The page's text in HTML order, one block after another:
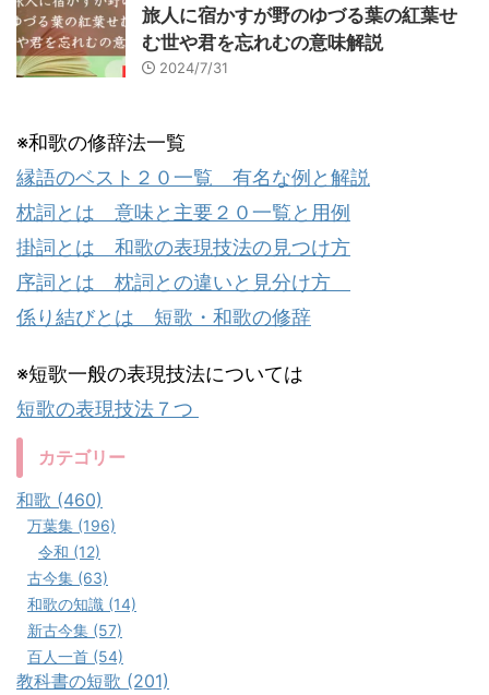
旅人に宿かすが野のゆづる葉の紅葉せ
む世や君を忘れむの意味解説
2024/7/31
※和歌の修辞法一覧
縁語のベスト２０一覧 有名な例と解説
枕詞とは 意味と主要２０一覧と用例
掛詞とは 和歌の表現技法の見つけ方
序詞とは 枕詞との違いと見分け方
係り結びとは 短歌・和歌の修辞
※短歌一般の表現技法については
短歌の表現技法７つ
カテゴリー
和歌 (460)
万葉集 (196)
令和 (12)
古今集 (63)
和歌の知識 (14)
新古今集 (57)
百人一首 (54)
教科書の短歌 (201)